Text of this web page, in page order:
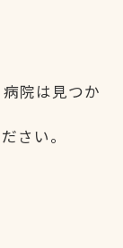
院は見つか
さい。